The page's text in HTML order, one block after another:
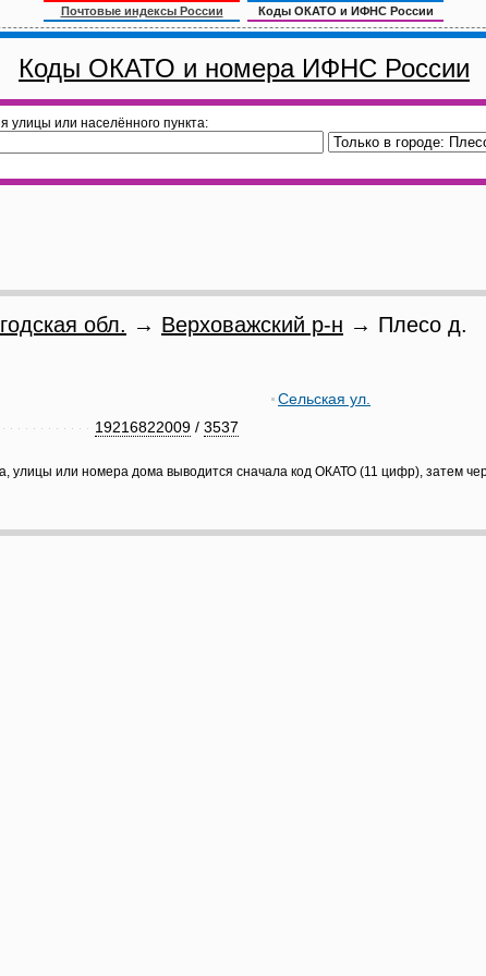
Почтовые индексы России Коды ОКАТО и ИФНС России
Коды ОКАТО и номера ИФНС России
улицы или населённого пункта:
обл. → Верховажский р-н → Плесо д.
19216822009 / 3537
Сельская ул.
улицы или номера дома выводится сначала код ОКАТО (11 цифр), затем